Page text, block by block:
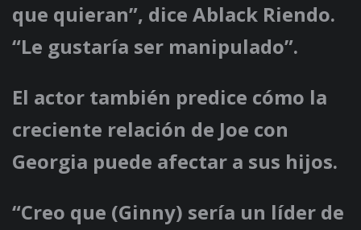
que quieran”, dice Ablack Riendo.
“Le gustaría ser manipulado”.
El actor también predice cómo la
creciente relación de Joe con
Georgia puede afectar a sus hijos.
“Creo que (Ginny) sería un líder de